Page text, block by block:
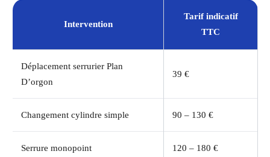
Intervention
Tarif indicatif
TTC
Déplacement serrurier Plan
D’orgon
39 €
Changement cylindre simple 90 – 130 €
Serrure monopoint 120 – 180 €